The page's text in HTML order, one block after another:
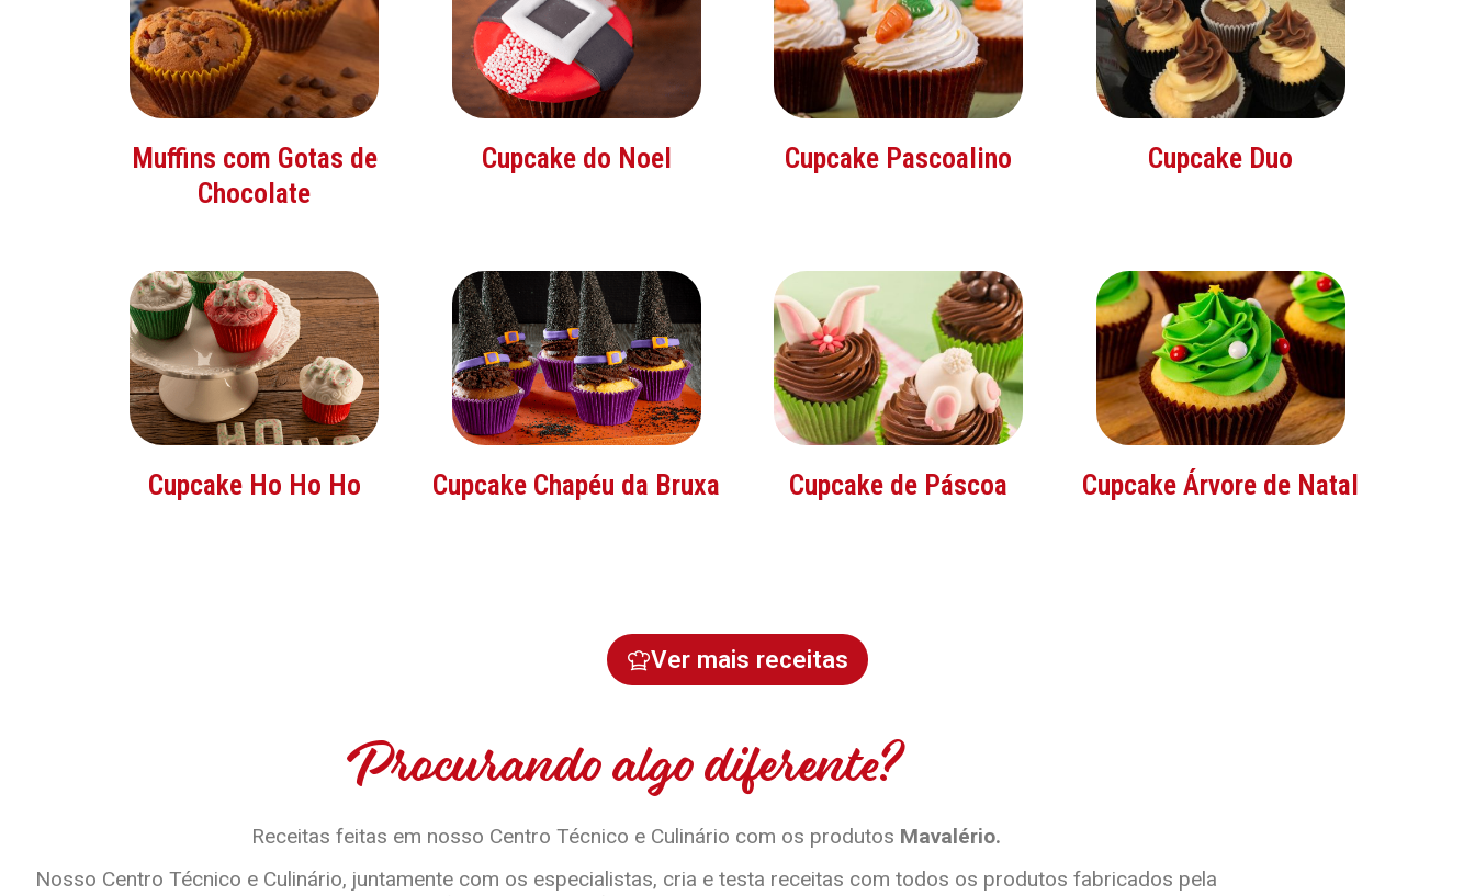
Muffins com Gotas de
Chocolate
Cupcake do Noel Cupcake Pascoalino Cupcake Duo
Cupcake Ho Ho Ho Cupcake Chapéu da Bruxa Cupcake de Páscoa Cupcake Árvore de Natal
Ver mais receitas
Procurando algo diferente?
Receitas feitas em nosso Centro Técnico e Culinário com os produtos Mavalério.
Nosso Centro Técnico e Culinário, juntamente com os especialistas, cria e testa receitas com todos os produtos fabricados pela